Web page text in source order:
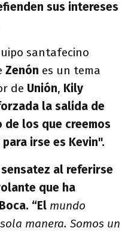
sus intereses
santafecino
Zenón es un tema
de Unión, Kily
la salida de
de los que creemos
irse es Kevin".
al referirse
que ha
Boca. “El mundo
manera. Somos un